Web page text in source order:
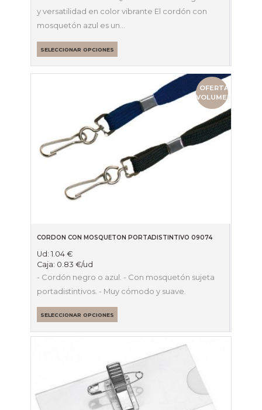
y versatilidad en color vibrante El cordón con
mosquetón azul es un…
SELECCIONAR OPCIONES
OFERTA
VOLUMEN
CORDON CON MOSQUETON PORTADISTINTIVO 09074
Ud:1.04€
Caja: 0.83€/ud
- Cordón negro o azul. - Con mosquetón sujeta
portadistintivos. - Muy cómodo y suave.
SELECCIONAR OPCIONES